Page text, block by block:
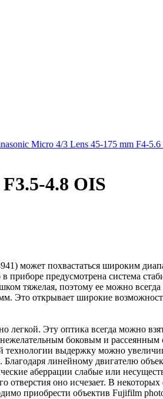
Micro 4/3 Lens 45-175 mm F4-
4.8 OIS
может похвастаться широким
предусмотрена система
тяжелая, поэтому ее можно
Это открывает широкие
легкой. Эту оптика всегда можно
нежелательным боковым и
технологии выдержку можно
линейному двигателю
аберрации слабые или
оно исчезает. В
приобрести объектив Fujifilm